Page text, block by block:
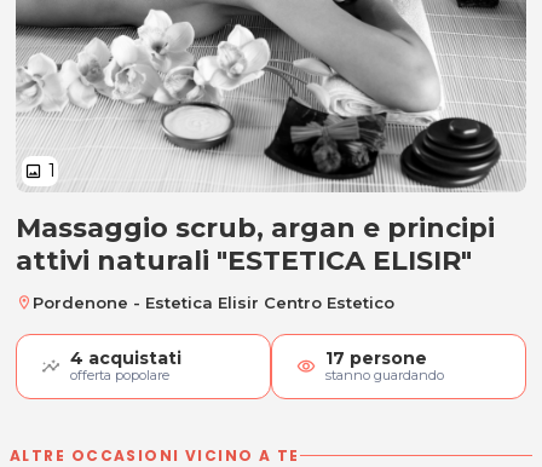
image 1
Massaggio scrub, argan e
Massaggio scrub, argan e principi
attivi naturali "ESTETICA ELISIR"
location_on Pordenone - Estetica Elisir Centro Estetico
4 acquistati
offerta popolare visibility 17 persone
stanno guardando
ALTRE OCCASIONI VICINO A TE